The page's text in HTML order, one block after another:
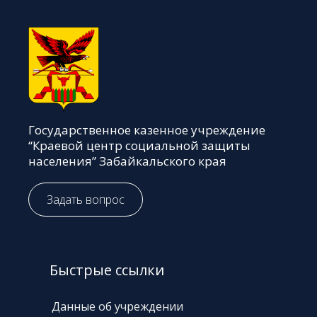
Государственное казенное учреждение
“Краевой центр социальной защиты
населения” Забайкальского края
Задать вопрос
Быстрые ссылки
Данные об учреждении